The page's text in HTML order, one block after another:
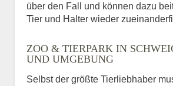
über den Fall und können dazu
Tier und Halter wieder
ZOO & TIERPARK IN
UND UMGEBUNG
Selbst der größte Tierliebhaber